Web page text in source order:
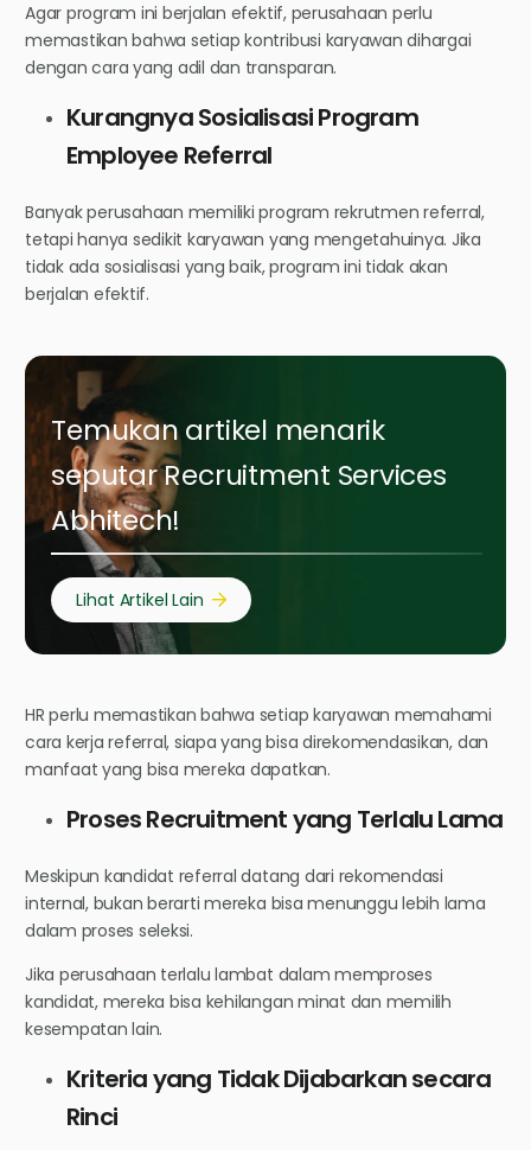
Agar program ini berjalan efektif, perusahaan perlu
memastikan bahwa setiap kontribusi karyawan dihargai
dengan cara yang adil dan transparan.
Kurangnya Sosialisasi Program
Employee Referral
Banyak perusahaan memiliki program rekrutmen referral,
tetapi hanya sedikit karyawan yang mengetahuinya. Jika
tidak ada sosialisasi yang baik, program ini tidak akan
berjalan efektif.
Temukan artikel menarik
seputar Recruitment Services
Abhitech!
Lihat Artikel Lain
HR perlu memastikan bahwa setiap karyawan memahami
cara kerja referral, siapa yang bisa direkomendasikan, dan
manfaat yang bisa mereka dapatkan.
Proses Recruitment yang Terlalu Lama
Meskipun kandidat referral datang dari rekomendasi
internal, bukan berarti mereka bisa menunggu lebih lama
dalam proses seleksi.
Jika perusahaan terlalu lambat dalam memproses
kandidat, mereka bisa kehilangan minat dan memilih
kesempatan lain.
Kriteria yang Tidak Dijabarkan secara
Rinci